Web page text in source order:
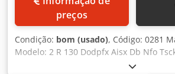
preços
Condição: bom (usado), Código: 0281
Modelo: 2 R 130 Dodpfx Aisx Db Nfo
automática de 2 rolos para poliéster e